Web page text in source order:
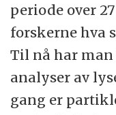
periode over
forskerne hva
Til nå har
analyser av
gang er